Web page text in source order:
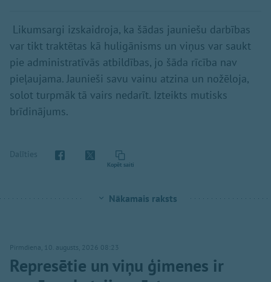
Likumsargi izskaidroja, ka šādas jauniešu darbības
var tikt traktētas kā huligānisms un viņus var saukt
pie administratīvās atbildības, jo šāda rīcība nav
pieļaujama. Jaunieši savu vainu atzina un nožēloja,
solot turpmāk tā vairs nedarīt. Izteikts mutisks
brīdinājums.
Dalīties
Kopēt saiti
Nākamais raksts
Pirmdiena, 10. augusts, 2026 08:23
Represētie un viņu ģimenes ir